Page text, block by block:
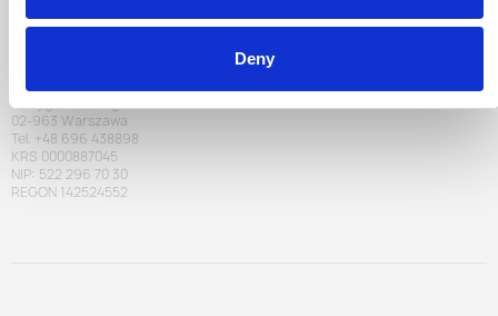
Deny
Bridge Solutions Hub S.A.
ul. Zygmunta Vogla 2A
02-963 Warszawa
Tel. +48 696 438898
KRS 0000887045
NIP: 522 296 70 30
REGON 142524552